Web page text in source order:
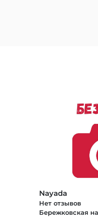
Nayada
Нет отзывов
Бережковская